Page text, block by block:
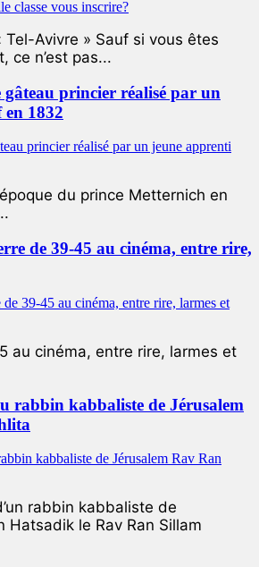
Avivre » Sauf si vous êtes
ce n’est pas...
princier réalisé par un
1832
du prince Metternich en
de 39-45 au cinéma, entre rire,
au cinéma, entre rire, larmes et
rabbin kabbaliste de Jérusalem
rabbin kabbaliste de
Hatsadik le Rav Ran Sillam